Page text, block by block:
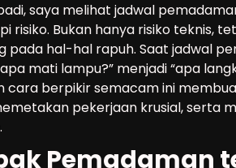
saya melihat jadwal
risiko. Bukan hanya risiko teknis,
pada hal-hal rapuh. Saat jadwal
mati lampu?” menjadi “apa
cara berpikir semacam ini
pekerjaan krusial, serta
Pemadaman